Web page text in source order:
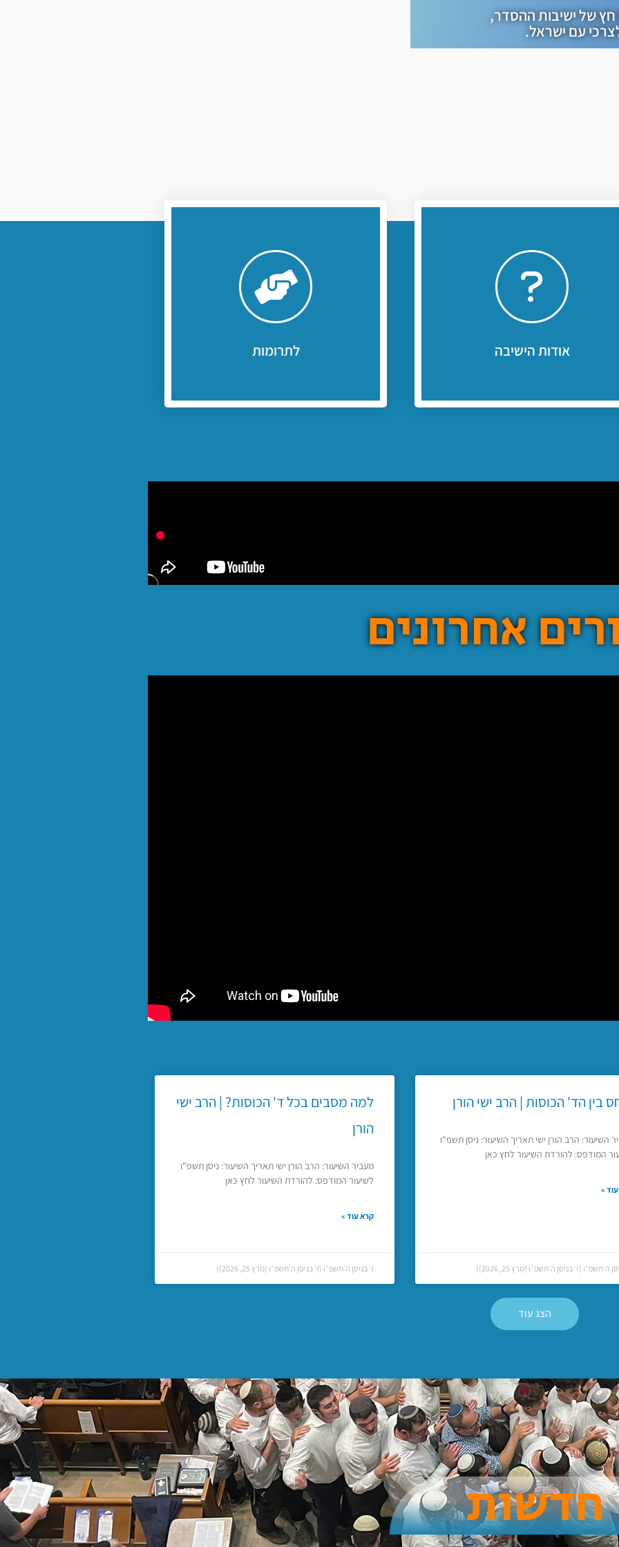
של ישיבות ההסדר,
עם ישראל.
אודות הישיבה
כאן תוכלו לקבל מידע על הישיבה
לחץ כאן
לתרומות
לתרומות
היו שותפים עימנו בהגדלת לימוד התורה
בירושלים שבין החומות
לחץ כאן
אחרונים
בין הד' הכוסות | הרב ישי הורן
השיעור: הרב הורן ישי תאריך השיעור: ניסן תשפ"ו
המודפס: להורדת השיעור לחץ כאן
»
ה׳תשפ״ו (ז׳ בניסן ה׳תשפ״ו (מרץ 25, 2026))
למה מסבים בכל ד' הכוסות? | הרב ישי
הורן
מעביר השיעור: הרב הורן ישי תאריך השיעור: ניסן תשפ"ו
לשיעור המודפס: להורדת השיעור לחץ כאן
קרא עוד »
ז׳ בניסן ה׳תשפ״ו (ז׳ בניסן ה׳תשפ״ו (מרץ 25, 2026))
הצג עוד
תמונות